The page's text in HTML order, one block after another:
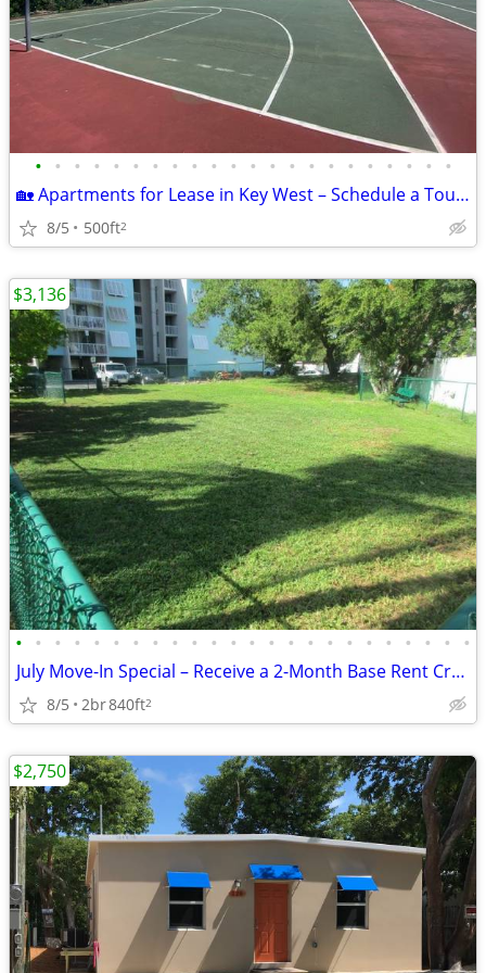
• • • • • • • • • • • • • • • • • • • • • •
🏡 Apartments for Lease in Key West – Schedule a Tour Today!
8/5 500ft2
• • • • • • • • • • • • • • • • • • • • • • • •
July Move-In Special – Receive a 2-Month Base Rent Credit!
8/5 2br840ft2
$3,136
$2,750